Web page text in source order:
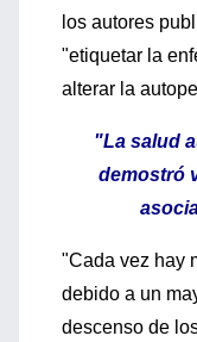
los autores
"etiquetar la
alterar la
"La salud
demostró
"Cada vez hay
debido a un
descenso de